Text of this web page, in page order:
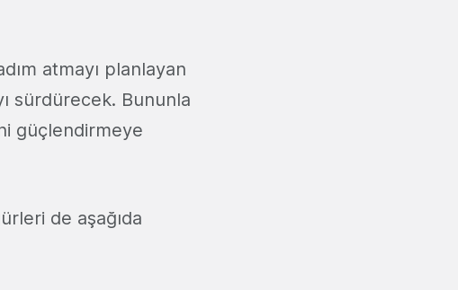
atmayı planlayan
sürdürecek. Bununla
güçlendirmeye
de aşağıda